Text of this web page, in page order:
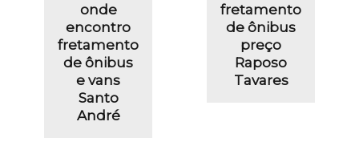
onde
encontro
fretamento
de ônibus
e vans
Santo
André
fretamento
de ônibus
preço
Raposo
Tavares